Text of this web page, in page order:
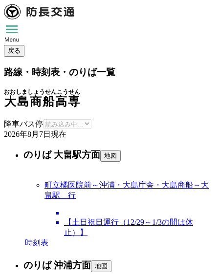
戻る
路線・時刻表・のりば一覧
大島商船高専
おおしましょうせんこうせん
降車バス停
2026年8月7日 現在
のりば 大畠駅方面 地図
町立橘医院前～沖浦・大島庁舎・大島商船～大
畠駅 行
【土日祝日運行（12/29～1/3の間は休
止）】
時刻表
のりば 沖浦方面 地図